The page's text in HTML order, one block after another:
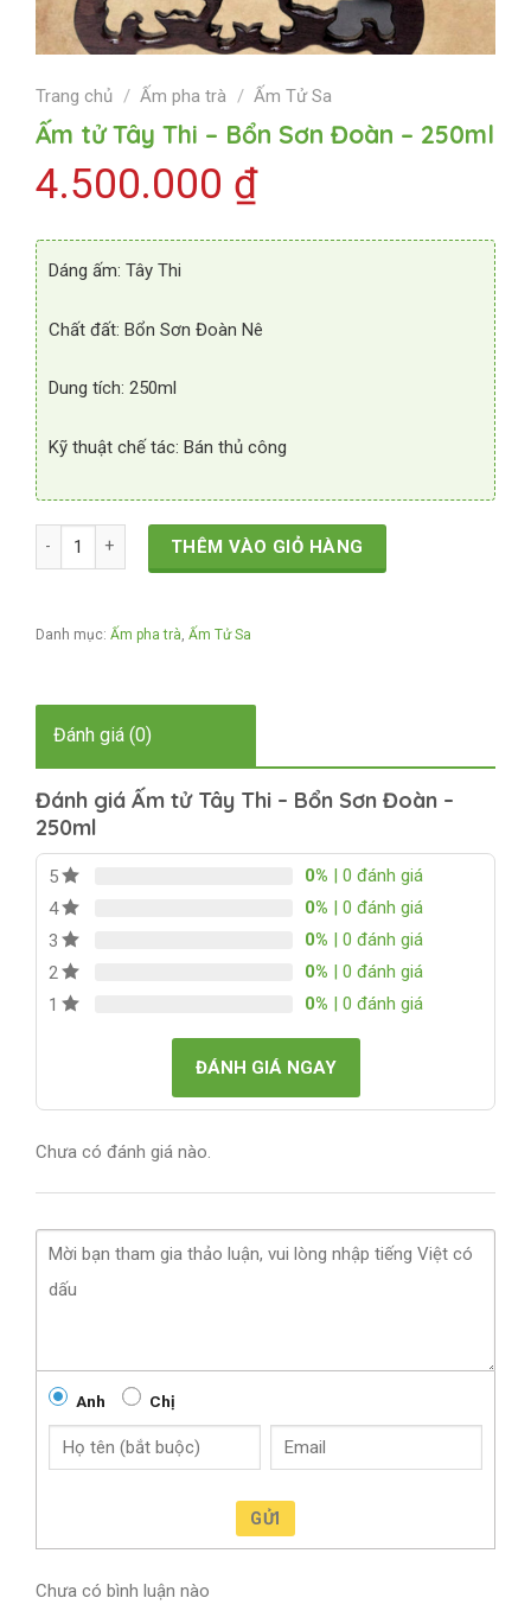
Trang chủ / Ấm pha trà / Ấm Tử Sa
Ấm tử Tây Thi – Bổn Sơn Đoàn – 250ml
4.500.000 ₫
Dáng ấm: Tây Thi
Chất đất: Bổn Sơn Đoàn Nê
Dung tích: 250ml
Kỹ thuật chế tác: Bán thủ công
Ấm tử Tây Thi - Bổn Sơn Đoàn - 250ml số lượng
THÊM VÀO GIỎ HÀNG
Danh mục: Ấm pha trà Ấm Tử Sa
Đánh giá (0)
Đánh giá Ấm tử Tây Thi – Bổn Sơn Đoàn –
250ml
5 0% | 0 đánh giá
4
0% | 0 đánh giá
3
0% | 0 đánh giá
2
0% | 0 đánh giá
1
0% | 0 đánh giá
ĐÁNH GIÁ NGAY
Chưa có đánh giá nào.
Anh Chị
GỬI
Chưa có bình luận nào